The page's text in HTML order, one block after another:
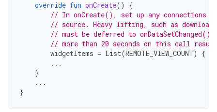
override fun onCreate()
{
// In onCreate(), set up any connections
// source. Heavy lifting, such as
// must be deferred to
// more than 20 seconds on this call
widgetItems = List(REMOTE_VIEW_COUNT) {
...
}
...
}